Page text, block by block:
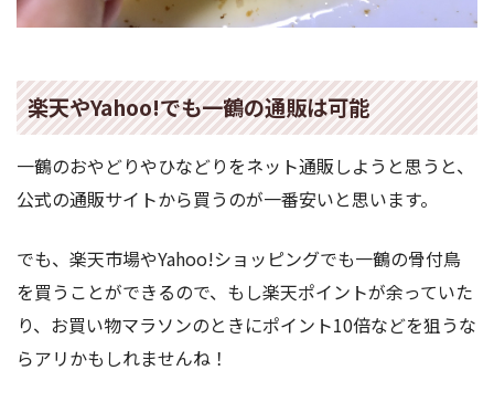
楽天やYahoo!でも一鶴の通販は可能
一鶴のおやどりやひなどりをネット通販しようと思うと、
公式の通販サイトから買うのが一番安いと思います。
でも、楽天市場やYahoo!ショッピングでも一鶴の骨付鳥
を買うことができるので、もし楽天ポイントが余っていた
り、お買い物マラソンのときにポイント10倍などを狙うな
らアリかもしれませんね！